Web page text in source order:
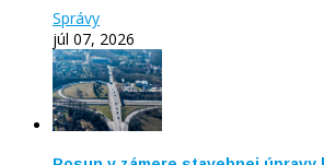
Správy
júl 07, 2026